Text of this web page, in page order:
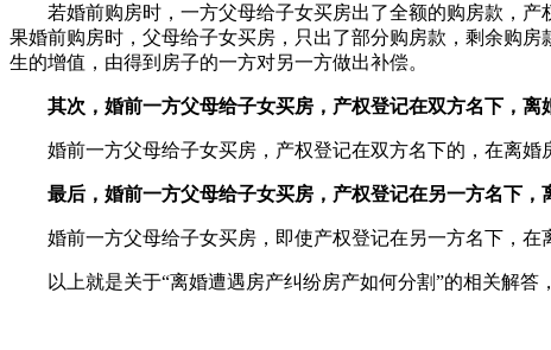
若婚前购房时，一方父母给子女买房出了全额的购房款，
果婚前购房时，父母给子女买房，只出了部分购房款，剩余购
生的增值，由得到房子的一方对另一方做出补偿。
其次，婚前一方父母给子女买房，产权登记在双方名下，离
婚前一方父母给子女买房，产权登记在双方名下的，在离
最后，婚前一方父母给子女买房，产权登记在另一方名下，
婚前一方父母给子女买房，即使产权登记在另一方名下，
以上就是关于“离婚遭遇房产纠纷房产如何分割”的相关解